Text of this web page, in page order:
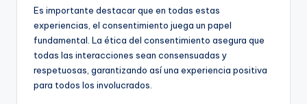
Es importante destacar que en todas estas
experiencias, el consentimiento juega un papel
fundamental. La ética del consentimiento asegura que
todas las interacciones sean consensuadas y
respetuosas, garantizando así una experiencia positiva
para todos los involucrados.